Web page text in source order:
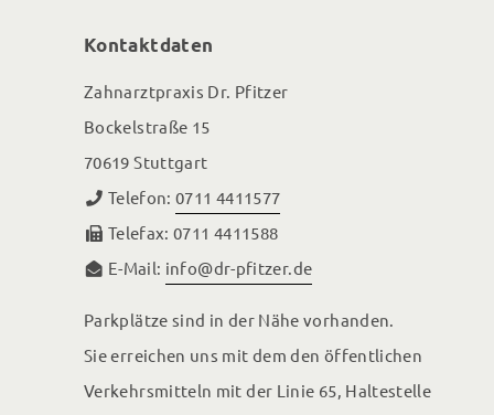
Kontaktdaten
Zahnarztpraxis Dr. Pfitzer
Bockelstraße 15
70619 Stuttgart
Telefon:0711 4411577
Telefax: 0711 4411588
E-Mail: info@dr-pfitzer.de
Parkplätze sind in der Nähe vorhanden.
Sie erreichen uns mit dem den öffentlichen
Verkehrsmitteln mit der Linie 65, Haltestelle